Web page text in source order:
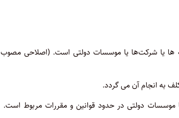
ها یا شرکتها یا موسسات دولتی است. (اصلاحی مصوب
به انجام آن می گردد.
موسسات دولتی در حدود قوانین و مقررات مربوط است.